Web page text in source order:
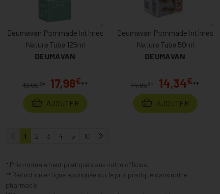
Deumavan Pommade Intimes
Nature Tube 125ml
DEUMAVAN
19,00€ * 17,98€**
AJOUTER
Deumavan Pommade Intimes
Nature Tube 50ml
DEUMAVAN
14,95€ * 14,34€**
AJOUTER
1 2 3 4 5 10
* Prix normalement pratiqué dans notre officine.
** Réduction en ligne appliquée sur le prix pratiqué dans notre
pharmacie.